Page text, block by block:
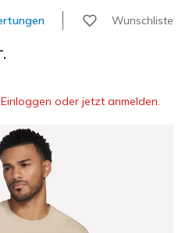
Wunschliste
oder jetzt anmelden.